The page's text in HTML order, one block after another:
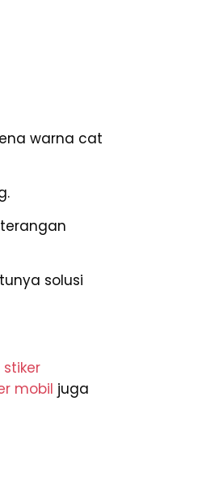
warna cat
solusi
stiker
mobil juga